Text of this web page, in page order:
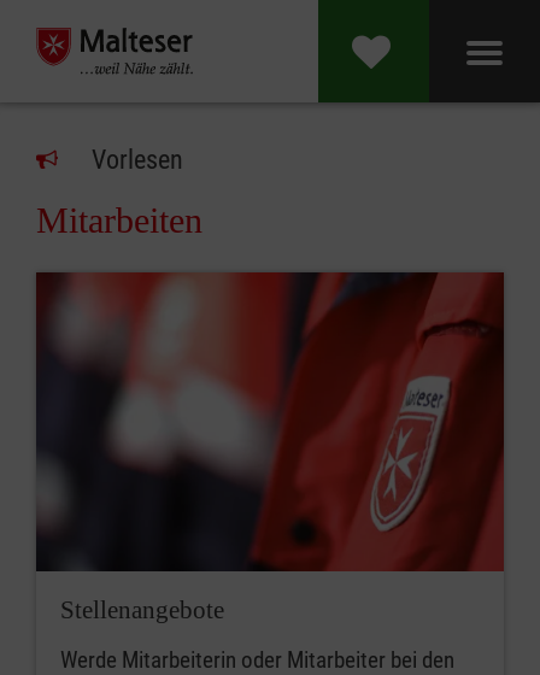
Vorlesen
Mitarbeiten
Stellenangebote
Werde Mitarbeiterin oder Mitarbeiter bei den